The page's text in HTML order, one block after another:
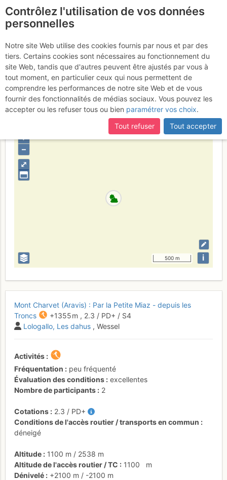
Mont Charvet : Par la
Petite Miaz - depuis les
Troncs
Samedi 25 février 2017
Haute-Savoie
⤢
+
–
500 m i
Mont Charvet (Aravis) : Par la Petite Miaz - depuis les
Troncs
+1355 m , 2.3 / PD+ / S4
Lologallo Les dahus , Wessel
Activités
Fréquentation
peu fréquenté
Évaluation des conditions
excellentes
Nombre de participants
2
Cotations 2.3 / PD+
Conditions de l'accès routier / transports en commun
déneigé
Altitude 1100 m / 2538 m
Altitude de l'accès routier / TC
1100
m
Dénivelé
+2100 m / -2100 m
Contrôlez l'utilisation de vos données
personnelles
Notre site Web utilise des cookies fournis par nous et par des
tiers. Certains cookies sont nécessaires au fonctionnement du
site Web, tandis que d'autres peuvent être ajustés par vous à
tout moment, en particulier ceux qui nous permettent de
comprendre les performances de notre site Web et de vous
fournir des fonctionnalités de médias sociaux. Vous pouvez les
accepter ou les refuser tous ou bien paramétrer vos choix.
Tout refuser
Tout accepter